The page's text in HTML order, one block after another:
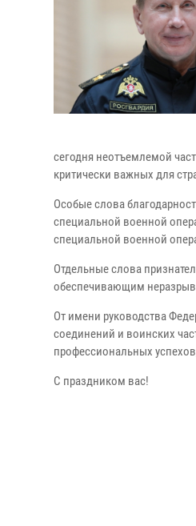
сегодня неотъемлемой
критически важных для
Особые слова
специальной военной
специальной военной
Отдельные слова
обеспечивающим
От имени руководства
соединений и воинских
профессиональных
С праздником вас!